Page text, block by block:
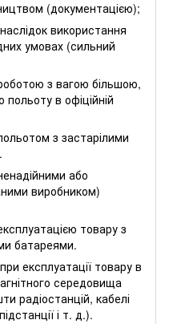
(документацією);
використання
умовах (сильний
з вагою більшою,
в офіційній
з застарілими
або
виробником)
товару з
батареями.
експлуатації товару в
середовища
радіостанцій, кабелі
і т. д.).